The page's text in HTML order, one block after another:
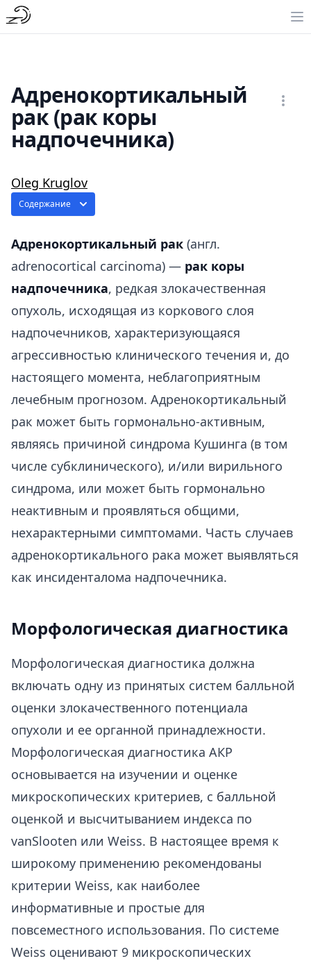
Адренокортикальный
рак (рак коры
надпочечника)
Oleg Kruglov
Содержание
Адренокортикальный рак (англ.
adrenocortical carcinoma) — рак коры
надпочечника, редкая злокачественная
опухоль, исходящая из коркового слоя
надпочечников, характеризующаяся
агрессивностью клинического течения и, до
настоящего момента, неблагоприятным
лечебным прогнозом. Адренокортикальный
рак может быть гормонально-активным,
являясь причиной синдрома Кушинга (в том
числе субклинического), и/или вирильного
синдрома, или может быть гормонально
неактивным и проявляться общими,
нехарактерными симптомами. Часть случаев
адренокортикального рака может выявляться
как инсиденталома надпочечника.
Морфологическая диагностика
Морфологическая диагностика должна
включать одну из принятых систем балльной
оценки злокачественного потенциала
опухоли и ее органной принадлежности.
Морфологическая диагностика АКР
основывается на изучении и оценке
микроскопических критериев, с балльной
оценкой и высчитыванием индекса по
vanSlooten или Weiss. В настоящее время к
широкому применению рекомендованы
критерии Weiss, как наиболее
информативные и простые для
повсеместного использования. По системе
Weiss оценивают 9 микроскопических